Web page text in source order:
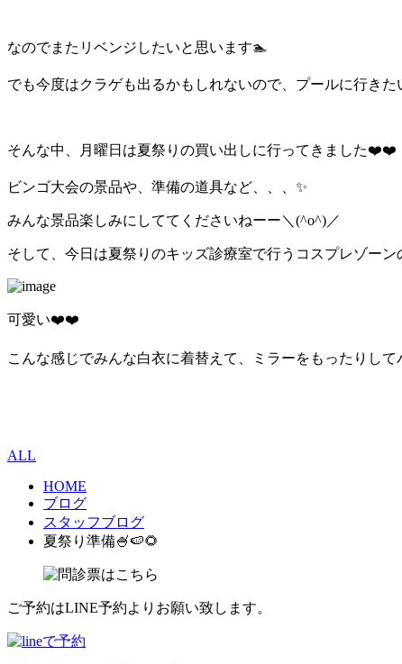
なのでまたリベンジしたいと思います🏊
でも今度はクラゲも出るかもしれないので、プールに行き
そんな中、月曜日は夏祭りの買い出しに行ってきました❤️❤️
ビンゴ大会の景品や、準備の道具など、、、✨
みんな景品楽しみにしててくださいねーー＼(^o^)／
そして、今日は夏祭りのキッズ診療室で行うコスプレゾー
可愛い❤️❤️
こんな感じでみんな白衣に着替えて、ミラーをもったりして
ALL
HOME
ブログ
スタッフブログ
夏祭り準備🍧🍉🌻
ご予約はLINE予約よりお願い致します。